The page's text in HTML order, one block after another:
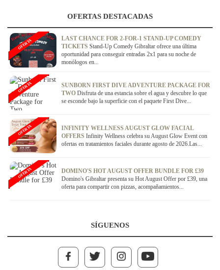
OFERTAS DESTACADAS
LAST CHANCE FOR 2-FOR-1 STAND-UP COMEDY
TICKETS Stand-Up Comedy Gibraltar ofrece una última
oportunidad para conseguir entradas 2x1 para su noche de
monólogos en...
OFERTA
SUNBORN FIRST DIVE ADVENTURE PACKAGE FOR
TWO Disfruta de una estancia sobre el agua y descubre lo que
se esconde bajo la superficie con el paquete First Dive...
OFERTA
INFINITY WELLNESS AUGUST GLOW FACIAL
OFFERS Infinity Wellness celebra su August Glow Event con
ofertas en tratamientos faciales durante agosto de 2026.Las...
OFERTA
DOMINO'S HOT AUGUST OFFER BUNDLE FOR £39
Domino's Gibraltar presenta su Hot August Offer por £39, una
oferta para compartir con pizzas, acompañamientos...
OFERTA
SÍGUENOS